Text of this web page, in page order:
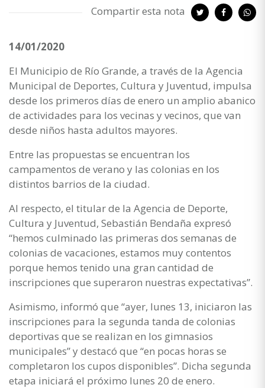
Compartir esta nota
14/01/2020
El Municipio de Río Grande, a través de la Agencia
Municipal de Deportes, Cultura y Juventud, impulsa
desde los primeros días de enero un amplio abanico
de actividades para los vecinas y vecinos, que van
desde niños hasta adultos mayores.
Entre las propuestas se encuentran los
campamentos de verano y las colonias en los
distintos barrios de la ciudad.
Al respecto, el titular de la Agencia de Deporte,
Cultura y Juventud, Sebastián Bendaña expresó
“hemos culminado las primeras dos semanas de
colonias de vacaciones, estamos muy contentos
porque hemos tenido una gran cantidad de
inscripciones que superaron nuestras expectativas”.
Asimismo, informó que “ayer, lunes 13, iniciaron las
inscripciones para la segunda tanda de colonias
deportivas que se realizan en los gimnasios
municipales” y destacó que “en pocas horas se
completaron los cupos disponibles”. Dicha segunda
etapa iniciará el próximo lunes 20 de enero.